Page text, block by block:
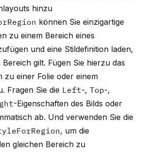
hinzu
können Sie einzigartige
zu einem Bereich eines
und eine Stildefinition laden,
gilt. Fügen Sie hierzu das
zu einer Folie oder einem
Fragen Sie die Left-, Top-,
-Eigenschaften des Bilds oder
ab. Und verwenden Sie die
, um die
gleichen Bereich zu